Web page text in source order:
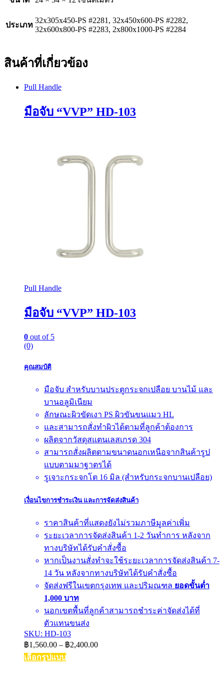
ประเภท
32x305x450-PS #2281, 32x450x600-PS #2282,
32x600x800-PS #2283, 2x800x1000-PS #2284
สินค้าที่เกี่ยวข้อง
Pull Handle
มือจับ “VVP” HD-103
Pull Handle
มือจับ “VVP” HD-103
0 out of 5
(0)
คุณสมบัติ
มือจับ สำหรับบานประตูกระจกเปลือย บานไม้ และ
บานอลูมิเนียม
ลักษณะผิวขัดเงา PS ผิวขันขนแมว HL
และสามารถสั่งทำผิวได้ตามที่ลูกค้าต้องการ
ผลิตจากวัสดุสแตนเลสเกรด 304
สามารถสั่งผลิตตามขนาดนอกเหนือจากสินค้ารูป
แบบตามมาฐาตรได้
รูเจาะกระจกโต 16 มิล (สำหรับกระจกบานเปลือย)
เงื่อนไขการชำระเงิน และการจัดส่งสินค้า
ราคาสินค้าที่แสดงยังไม่รวมภาษีมูลค่าเพิ่ม
ระยะเวลาการจัดส่งสินค้า 1-2 วันทำการ หลังจาก
ทางบริษัทได้รับคำสั่งซื้อ
หากเป็นงานสั่งทำจะใช้ระยะเวลาการจัดส่งสินค้า 7-
14 วัน หลังจากทางบริษัทได้รับคำสั่งซื้อ
จัดส่งฟรีในเขตกรุงเทพ และปริมณฑล ยอดขั้นต่ำ
1,000 บาท
นอกเขตพื้นที่ลูกค้าสามารถชำระค่าจัดส่งได้ที่
ตัวแทนขนส่ง
SKU: HD-103
฿1,560.00 – ฿2,400.00Price
เลือกรูปแบบ